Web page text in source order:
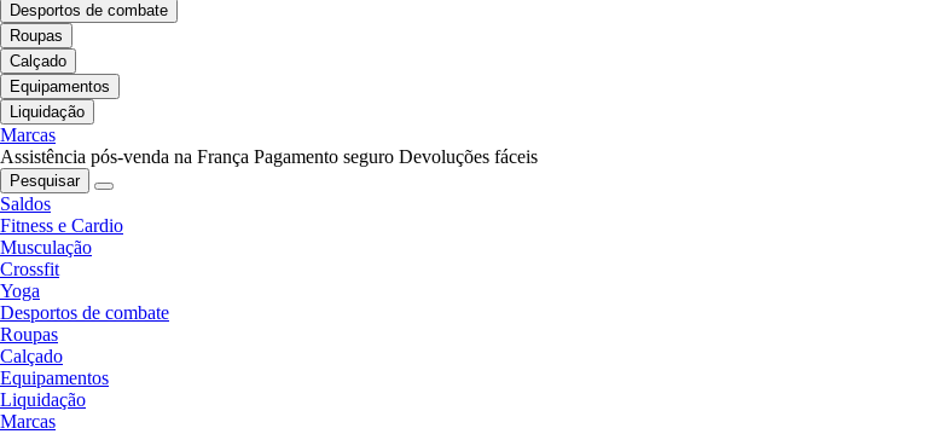
Desportos de combate
Roupas
Calçado
Equipamentos
Liquidação
Marcas
Assistência pós-venda na França Pagamento seguro Devoluções fáceis
Pesquisar
Saldos
Fitness e Cardio
Musculação
Crossfit
Yoga
Desportos de combate
Roupas
Calçado
Equipamentos
Liquidação
Marcas